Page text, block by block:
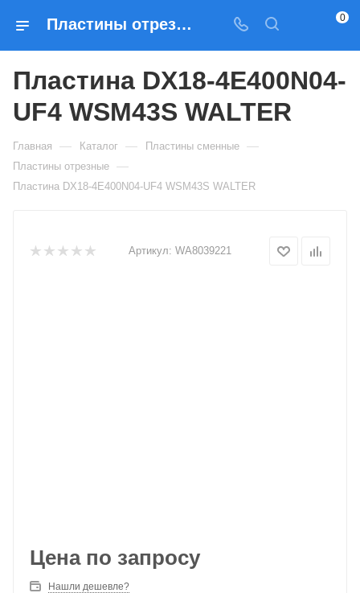
Пластины отрезные Пластина DX18-4E400N04-UF4 WSM43S WALTER — купить по выгодным ценам в Москве 0
Пластина DX18-4E400N04-
UF4 WSM43S WALTER
Главная — Каталог — Пластины сменные —
Пластины отрезные —
Пластина DX18-4E400N04-UF4 WSM43S WALTER
Артикул: WA8039221
Цена по запросу
Нашли дешевле?